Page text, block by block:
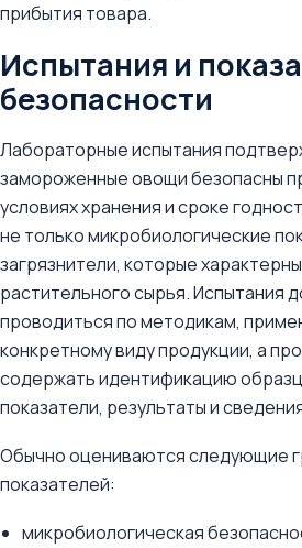
прибытия товара.
Испытания и
безопасности
Лабораторные испытания
замороженные овощи безопасны
условиях хранения и сроке
не только микробиологические
загрязнители, которые
растительного сырья. Испытания
проводиться по методикам,
конкретному виду продукции, а
содержать идентификацию
показатели, результаты и
Обычно оцениваются следующие
показателей:
микробиологическая